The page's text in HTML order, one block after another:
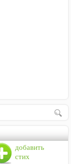
добавить
стих